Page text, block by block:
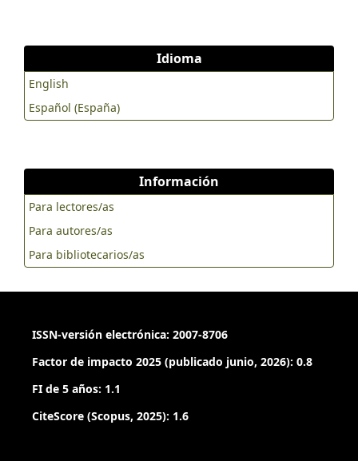
Idioma
English
Español (España)
Información
Para lectores/as
Para autores/as
Para bibliotecarios/as
ISSN-versión electrónica: 2007-8706
Factor de impacto 2025 (publicado junio, 2026): 0.8
FI de 5 años: 1.1
CiteScore (Scopus, 2025): 1.6